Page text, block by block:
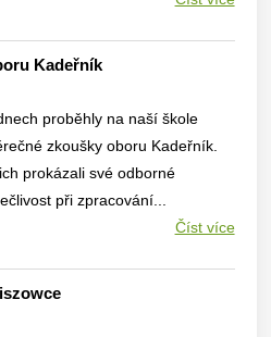
Kadeřník
proběhly na naší škole
zkoušky oboru Kadeřník.
prokázali své odborné
při zpracování...
Číst více